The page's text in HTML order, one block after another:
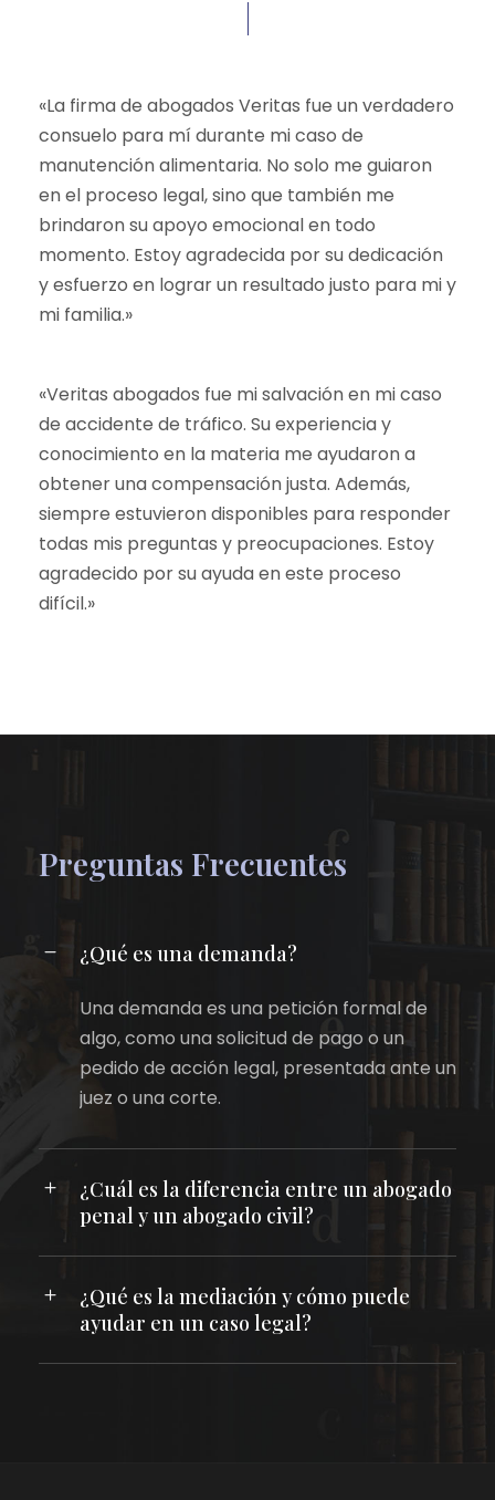
«La firma de abogados Veritas fue un verdadero
consuelo para mí durante mi caso de
manutención alimentaria. No solo me guiaron
en el proceso legal, sino que también me
brindaron su apoyo emocional en todo
momento. Estoy agradecida por su dedicación
y esfuerzo en lograr un resultado justo para mi y
mi familia.»
«Veritas abogados fue mi salvación en mi caso
de accidente de tráfico. Su experiencia y
conocimiento en la materia me ayudaron a
obtener una compensación justa. Además,
siempre estuvieron disponibles para responder
todas mis preguntas y preocupaciones. Estoy
agradecido por su ayuda en este proceso
difícil.»
Preguntas Frecuentes
¿Qué es una demanda?
Una demanda es una petición formal de
algo, como una solicitud de pago o un
pedido de acción legal, presentada ante un
juez o una corte.
¿Cuál es la diferencia entre un abogado
penal y un abogado civil?
¿Qué es la mediación y cómo puede
ayudar en un caso legal?